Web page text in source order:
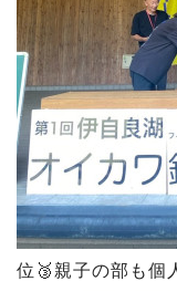
位🥉親子の部も個